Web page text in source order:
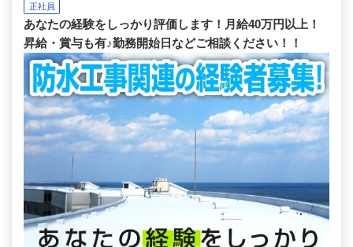
正社員
あなたの経験をしっかり評価します！月給40万円以上！
昇給・賞与も有♪勤務開始日などご相談ください！！